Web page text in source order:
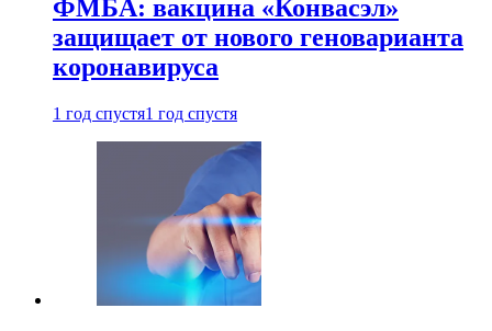
ФМБА: вакцина «Конвасэл»
защищает от нового геноварианта
коронавируса
1 год спустя1 год спустя